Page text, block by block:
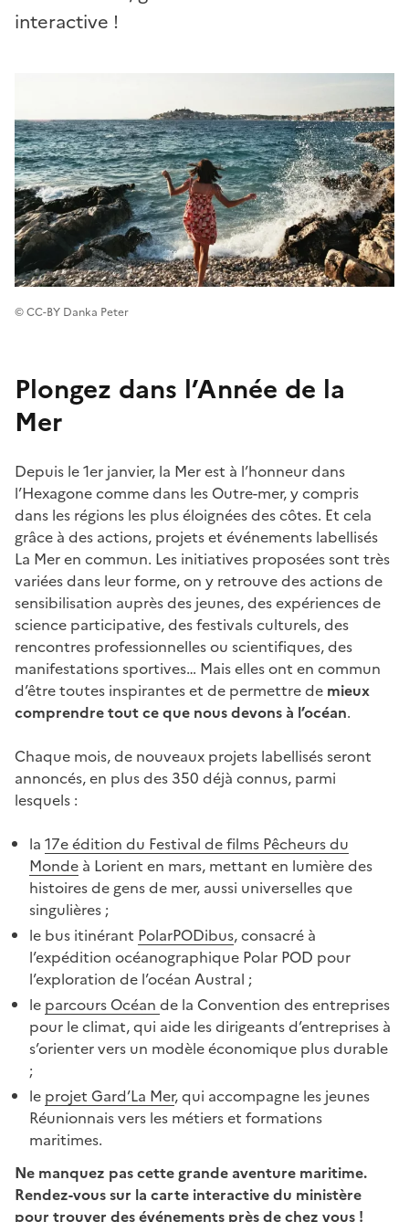
interactive !
© CC-BY Danka Peter
Plongez dans l’Année de la
Mer
Depuis le 1er janvier, la Mer est à l’honneur dans
l’Hexagone comme dans les Outre-mer, y compris
dans les régions les plus éloignées des côtes. Et cela
grâce à des actions, projets et événements labellisés
La Mer en commun. Les initiatives proposées sont très
variées dans leur forme, on y retrouve des actions de
sensibilisation auprès des jeunes, des expériences de
science participative, des festivals culturels, des
rencontres professionnelles ou scientifiques, des
manifestations sportives… Mais elles ont en commun
d’être toutes inspirantes et de permettre de mieux
comprendre tout ce que nous devons à l’océan.
Chaque mois, de nouveaux projets labellisés seront
annoncés, en plus des 350 déjà connus, parmi
lesquels :
la 17e édition du Festival de films Pêcheurs du
Monde à Lorient en mars, mettant en lumière des
histoires de gens de mer, aussi universelles que
singulières ;
le bus itinérant PolarPODibus, consacré à
l’expédition océanographique Polar POD pour
l’exploration de l’océan Austral ;
le parcours Océan de la Convention des entreprises
pour le climat, qui aide les dirigeants d’entreprises à
s’orienter vers un modèle économique plus durable
;
le projet Gard’La Mer, qui accompagne les jeunes
Réunionnais vers les métiers et formations
maritimes.
Ne manquez pas cette grande aventure maritime.
Rendez-vous sur la carte interactive du ministère
pour trouver des événements près de chez vous !